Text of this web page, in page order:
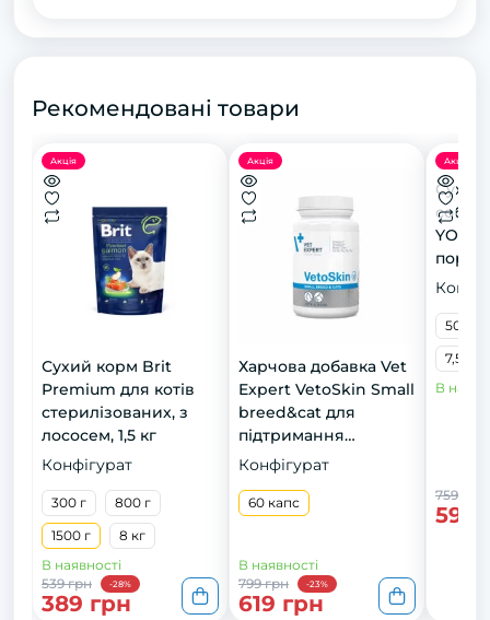
Рекомендовані товари
Акція
Сухий корм Brit
Premium для котів
стерилізованих, з
лососем, 1,5 кг
Конфігурат
300 г
800 г
1500 г
8 кг
В наявності
539 грн
-28%
389 грн
Акція
Харчова добавка Vet
Expert VetoSkin Small
breed&cat для
підтримання
здоров'я шкіри та
малих порід, 60 капс
Конфігурат
60 капс
В наявності
799 грн
-23%
619 грн
Акція
собак
тер'єр,
500 г
7,5 кг
В
759 грн
599